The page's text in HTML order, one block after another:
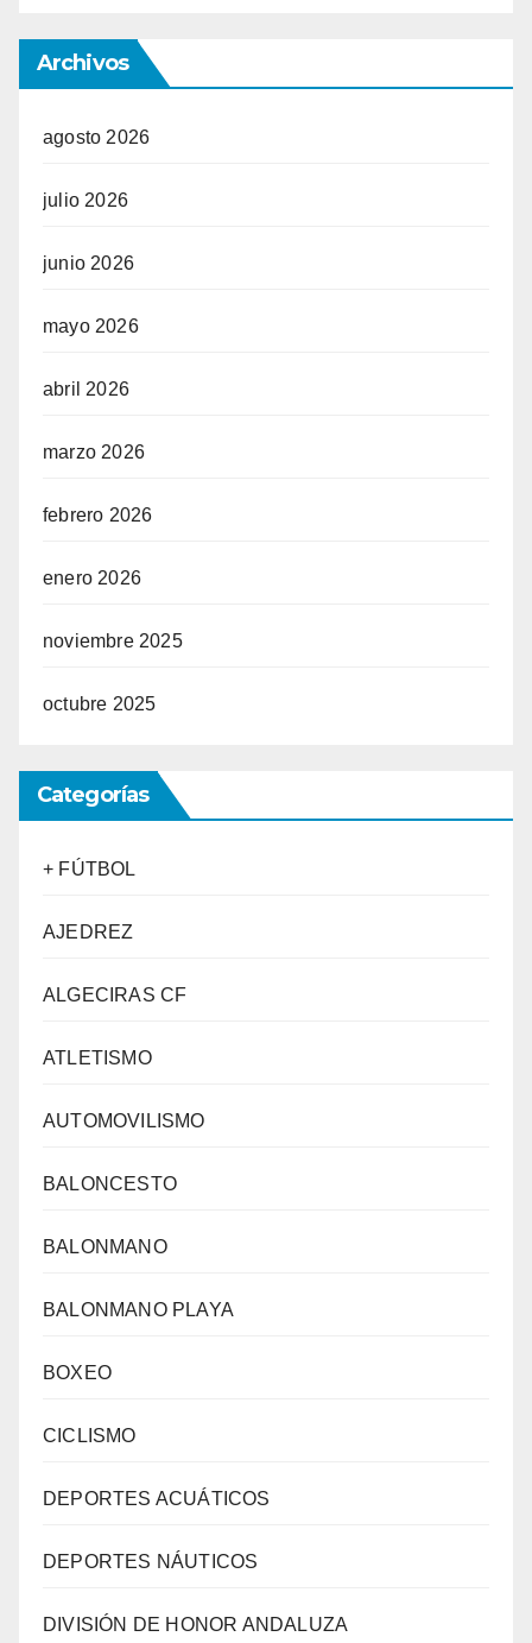
Archivos
agosto 2026
julio 2026
junio 2026
mayo 2026
abril 2026
marzo 2026
febrero 2026
enero 2026
noviembre 2025
octubre 2025
Categorías
+ FÚTBOL
AJEDREZ
ALGECIRAS CF
ATLETISMO
AUTOMOVILISMO
BALONCESTO
BALONMANO
BALONMANO PLAYA
BOXEO
CICLISMO
DEPORTES ACUÁTICOS
DEPORTES NÁUTICOS
DIVISIÓN DE HONOR ANDALUZA